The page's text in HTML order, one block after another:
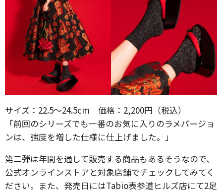
サイズ：22.5～24.5cm 価格：2,200円（税込）
「前回のシリーズでも一番のお気に入りのラメバージョ
ンは、強度を増した仕様に仕上げました。」
第二弾は年間を通して販売する商品もあるそうなので、
公式オンラインストアと対象店舗でチェックしてみてく
ださい。また、発売日にはTabio表参道ヒルズ店にて2足